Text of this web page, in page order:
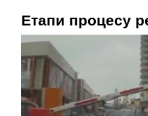
Етапи процесу